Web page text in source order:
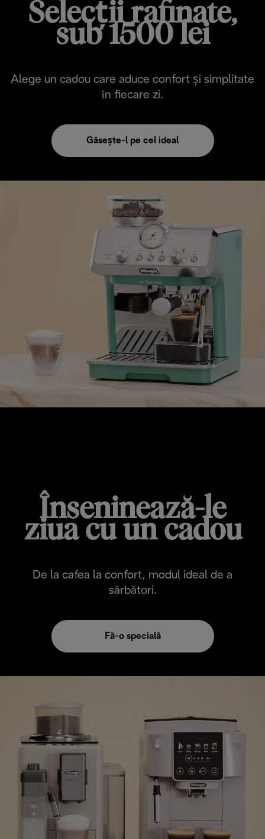
Selecții rafinate,
sub 1500 lei
Alege un cadou care aduce confort și simplitate
în fiecare zi.
Găsește-l pe cel ideal
Înseninează-le
ziua cu un cadou
De la cafea la confort, modul ideal de a
sărbători.
Fă-o specială